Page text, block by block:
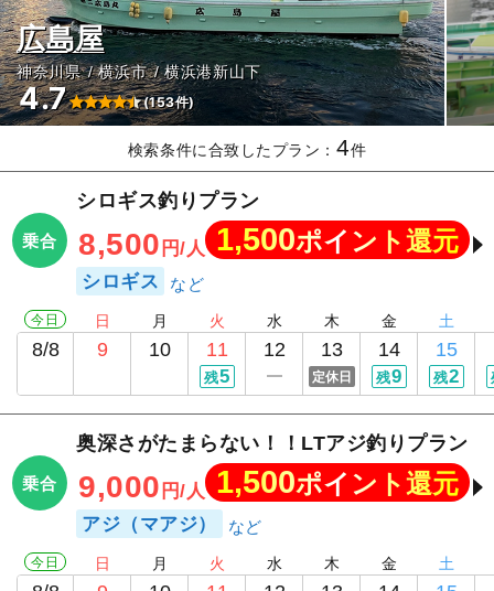
広島屋
神奈川県 横浜市 横浜港新山下
4.7 (153件)
検索条件に合致したプラン：4件
乗合
シロギス釣りプラン
8,500 円/人 1,500ポイント還元
シロギス
今日
8/8
日
9
月
10
火
11
残5
水
12
木
13
定休日
金
14
残9
土
15
残2
乗合
奥深さがたまらない！！LTアジ釣りプラン
9,000 円/人 1,500ポイント還元
アジ（マアジ）
今日 日 月 火 水 木 金 土